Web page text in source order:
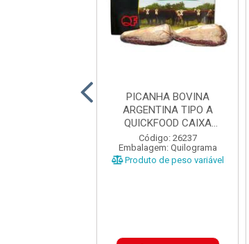
PICANHA BOVINA
ARGENTINA TIPO A
QUICKFOOD CAIXA
±20KG PEÇAS ...
Código: 26237
Embalagem: Quilograma
Produto de peso variável